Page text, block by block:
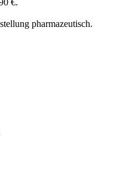
€.
pharmazeutisch.